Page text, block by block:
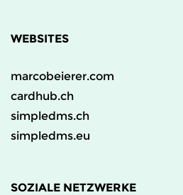
WEBSITES
marcobeierer.com
cardhub.ch
simpledms.ch
simpledms.eu
SOZIALE NETZWERKE